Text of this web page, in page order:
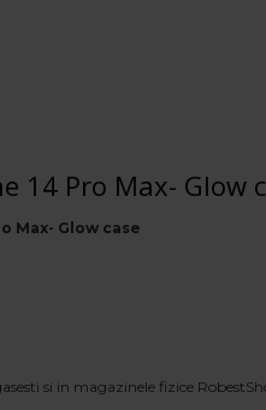
14 Pro Max- Glow
Max- Glow case
si in magazinele fizice